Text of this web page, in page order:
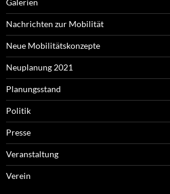
Galerien
Nachrichten zur Mobilität
Neue Mobilitätskonzepte
Neuplanung 2021
Planungsstand
Politik
Presse
Veranstaltung
Verein